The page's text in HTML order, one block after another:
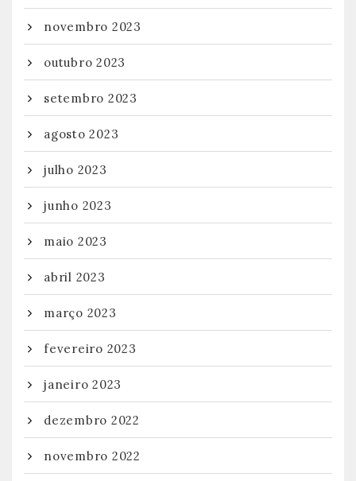
novembro 2023
outubro 2023
setembro 2023
agosto 2023
julho 2023
junho 2023
maio 2023
abril 2023
março 2023
fevereiro 2023
janeiro 2023
dezembro 2022
novembro 2022